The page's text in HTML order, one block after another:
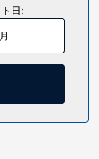
、ゆっくりお
に、高級寝具
いただけま
には、バスア
います。
ルでは、コンシ
日: